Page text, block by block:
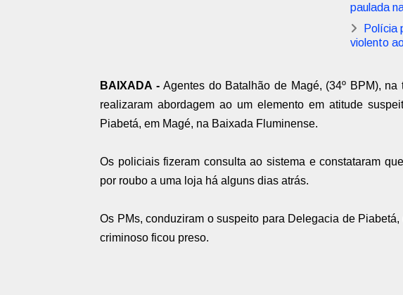
paulada
Polícia
violento
BAIXADA -Agentes do Batalhão de Magé, (34º BPM),
realizaram abordagem ao um elemento em atitude
Piabetá, em Magé, na Baixada Fluminense.
Os policiais fizeram consulta ao sistema e constataram
por roubo a uma loja há alguns dias atrás.
Os PMs, conduziram o suspeito para Delegacia de
criminoso ficou preso.